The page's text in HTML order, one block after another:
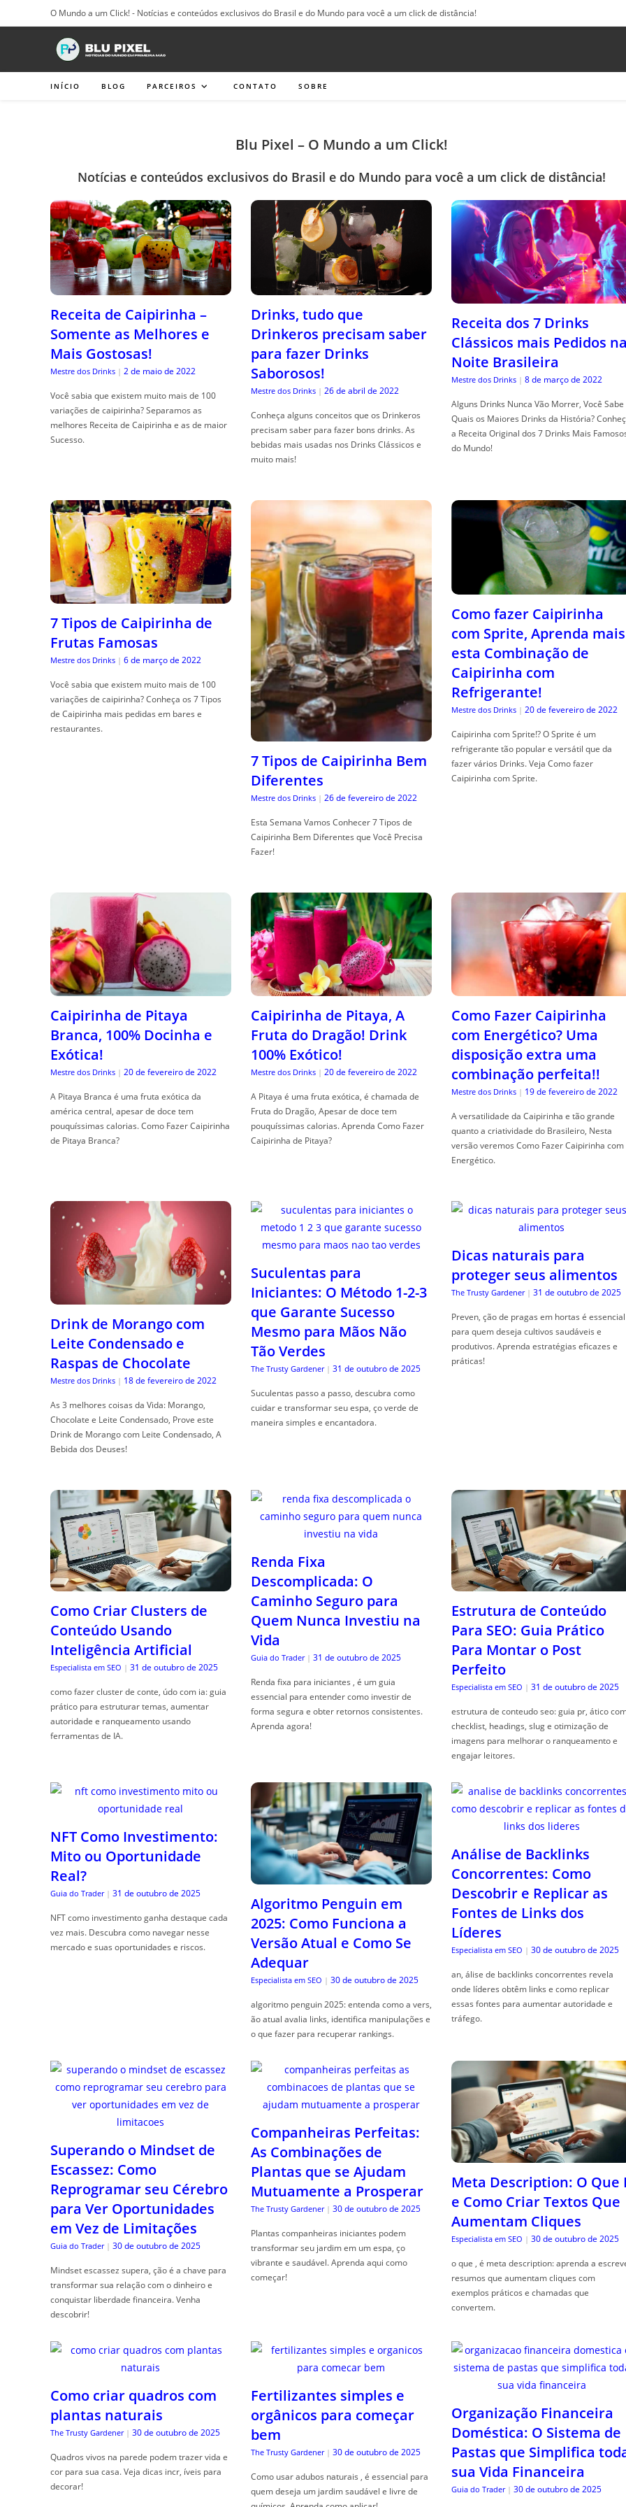
para
O Mundo a um Click! - Notícias e conteúdos exclusivos do Brasil e do Mundo para você a um click de distância!
INÍCIO BLOG PARCEIROS CONTATO SOBRE
Blu Pixel – O Mundo a um Click!
Notícias e conteúdos exclusivos do Brasil e do Mundo para você a um click de distância!
Receita de Caipirinha –
Somente as Melhores e
Mais Gostosas!
Mestre dos Drinks | 2 de maio de 2022
Você sabia que existem muito mais de 100
variações de caipirinha? Separamos as
melhores Receita de Caipirinha e as de maior
Sucesso.
Drinks, tudo que
Drinkeros precisam saber
para fazer Drinks
Saborosos!
Mestre dos Drinks | 26 de abril de 2022
Conheça alguns conceitos que os Drinkeros
precisam saber para fazer bons drinks. As
bebidas mais usadas nos Drinks Clássicos e
muito mais!
Receita dos 7 Drinks
Clássicos mais Pedidos
Noite Brasileira
Mestre dos Drinks | 8 de março de 2022
Alguns Drinks Nunca Vão Morrer, Você Sabe
Quais os Maiores Drinks da História?
a Receita Original dos 7 Drinks Mais
do Mundo!
7 Tipos de Caipirinha de
Frutas Famosas
Mestre dos Drinks | 6 de março de 2022
Você sabia que existem muito mais de 100
variações de caipirinha? Conheça os 7 Tipos
de Caipirinha mais pedidas em bares e
restaurantes.
7 Tipos de Caipirinha Bem
Diferentes
Mestre dos Drinks | 26 de fevereiro de 2022
Esta Semana Vamos Conhecer 7 Tipos de
Caipirinha Bem Diferentes que Você Precisa
Fazer!
Como fazer Caipirinha
com Sprite, Aprenda mais
esta Combinação de
Caipirinha com
Refrigerante!
Mestre dos Drinks | 20 de fevereiro de 2022
Caipirinha com Sprite!? O Sprite é um
refrigerante tão popular e versátil que da
fazer vários Drinks. Veja Como fazer
Caipirinha com Sprite.
Caipirinha de Pitaya
Branca, 100% Docinha e
Exótica!
Mestre dos Drinks | 20 de fevereiro de 2022
A Pitaya Branca é uma fruta exótica da
américa central, apesar de doce tem
pouquíssimas calorias. Como Fazer Caipirinha
de Pitaya Branca?
Caipirinha de Pitaya, A
Fruta do Dragão! Drink
100% Exótico!
Mestre dos Drinks | 20 de fevereiro de 2022
A Pitaya é uma fruta exótica, é chamada de
Fruta do Dragão, Apesar de doce tem
pouquíssimas calorias. Aprenda Como Fazer
Caipirinha de Pitaya?
Como Fazer Caipirinha
com Energético? Uma
disposição extra uma
combinação perfeita!!
Mestre dos Drinks | 19 de fevereiro de 2022
A versatilidade da Caipirinha e tão grande
quanto a criatividade do Brasileiro, Nesta
versão veremos Como Fazer Caipirinha com
Energético.
Drink de Morango com
Leite Condensado e
Raspas de Chocolate
Mestre dos Drinks | 18 de fevereiro de 2022
As 3 melhores coisas da Vida: Morango,
Chocolate e Leite Condensado, Prove este
Drink de Morango com Leite Condensado, A
Bebida dos Deuses!
Suculentas para
Iniciantes: O Método 1-2-3
que Garante Sucesso
Mesmo para Mãos Não
Tão Verdes
The Trusty Gardener | 31 de outubro de 2025
Suculentas passo a passo, descubra como
cuidar e transformar seu espa, ço verde de
maneira simples e encantadora.
Dicas naturais para
proteger seus alimentos
The Trusty Gardener | 31 de outubro de 2025
Preven, ção de pragas em hortas é essencial
para quem deseja cultivos saudáveis e
produtivos. Aprenda estratégias eficazes e
práticas!
Como Criar Clusters de
Conteúdo Usando
Inteligência Artificial
Especialista em SEO | 31 de outubro de 2025
como fazer cluster de conte, údo com ia: guia
prático para estruturar temas, aumentar
autoridade e ranqueamento usando
ferramentas de IA.
Renda Fixa
Descomplicada: O
Caminho Seguro para
Quem Nunca Investiu na
Vida
Guia do Trader | 31 de outubro de 2025
Renda fixa para iniciantes , é um guia
essencial para entender como investir de
forma segura e obter retornos consistentes.
Aprenda agora!
Estrutura de Conteúdo
Para SEO: Guia Prático
Para Montar o Post
Perfeito
Especialista em SEO | 31 de outubro de 2025
estrutura de conteudo seo: guia pr, ático
checklist, headings, slug e otimização de
imagens para melhorar o ranqueamento e
engajar leitores.
NFT Como Investimento:
Mito ou Oportunidade
Real?
Guia do Trader | 31 de outubro de 2025
NFT como investimento ganha destaque cada
vez mais. Descubra como navegar nesse
mercado e suas oportunidades e riscos.
Algoritmo Penguin em
2025: Como Funciona a
Versão Atual e Como Se
Adequar
Especialista em SEO | 30 de outubro de 2025
algoritmo penguin 2025: entenda como a vers,
ão atual avalia links, identifica manipulações e
o que fazer para recuperar rankings.
Análise de Backlinks
Concorrentes: Como
Descobrir e Replicar as
Fontes de Links dos
Líderes
Especialista em SEO | 30 de outubro de 2025
an, álise de backlinks concorrentes revela
onde líderes obtêm links e como replicar
essas fontes para aumentar autoridade e
tráfego.
Superando o Mindset de
Escassez: Como
Reprogramar seu Cérebro
para Ver Oportunidades
em Vez de Limitações
Guia do Trader | 30 de outubro de 2025
Mindset escassez supera, ção é a chave para
transformar sua relação com o dinheiro e
conquistar liberdade financeira. Venha
descobrir!
Companheiras Perfeitas:
As Combinações de
Plantas que se Ajudam
Mutuamente a Prosperar
The Trusty Gardener | 30 de outubro de 2025
Plantas companheiras iniciantes podem
transformar seu jardim em um espa, ço
vibrante e saudável. Aprenda aqui como
começar!
Meta Description: O Que
e Como Criar Textos Que
Aumentam Cliques
Especialista em SEO | 30 de outubro de 2025
o que , é meta description: aprenda a
resumos que aumentam cliques com
exemplos práticos e chamadas que
convertem.
Como criar quadros com
plantas naturais
The Trusty Gardener | 30 de outubro de 2025
Quadros vivos na parede podem trazer vida e
cor para sua casa. Veja dicas incr, íveis para
decorar!
Fertilizantes simples e
orgânicos para começar
bem
The Trusty Gardener | 30 de outubro de 2025
Como usar adubos naturais , é essencial para
quem deseja um jardim saudável e livre de
Organização Financeira
Doméstica: O Sistema de
Pastas que Simplifica
sua Vida Financeira
Guia do Trader | 30 de outubro de 2025